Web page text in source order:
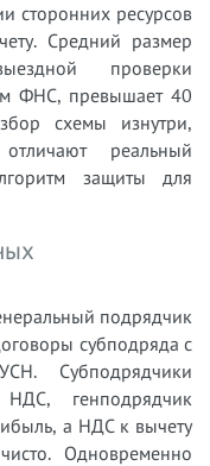
сторонних ресурсов
Средний размер
проверки
ФНС, превышает 40
схемы изнутри,
реальный
защиты для
подрядчик
субподряда с
Субподрядчики
НДС, генподрядчик
а НДС к вычету
Одновременно